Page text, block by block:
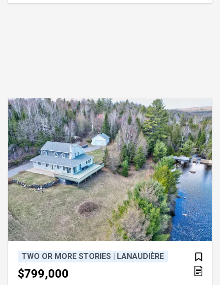
TWO OR MORE STORIES | LANAUDIÈRE
$799,000